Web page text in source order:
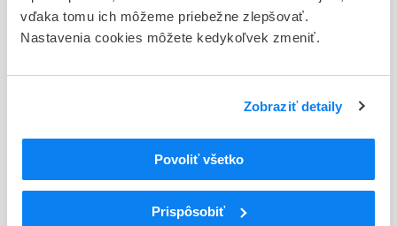
vďaka tomu ich môžeme priebežne zlepšovať.
Nastavenia cookies môžete kedykoľvek zmeniť.
Zobraziť detaily
Povoliť všetko
Prispôsobiť
Typ registračnej procedúry
Decentralizovaná
Držiteľ, krajina
Indikačná skupina
01 - ANAESTHETICA (LOKÁLNE)
ATC
Centrálna nervová sústava